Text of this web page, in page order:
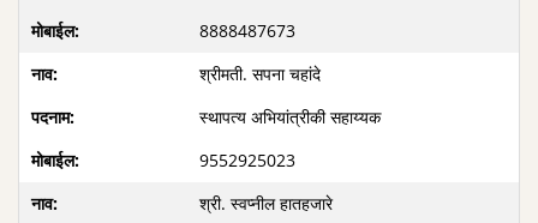
8888487673
श्रीमती. सपना चहांदे
स्थापत्य अभियांत्रीकी सहाय्यक
9552925023
श्री. स्वप्नील हातहजारे